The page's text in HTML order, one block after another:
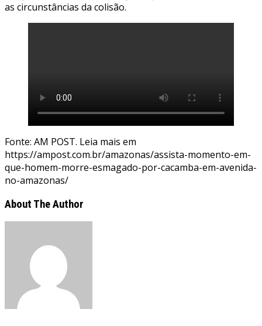
as circunstâncias da colisão.
Fonte: AM POST. Leia mais em
https://ampost.com.br/amazonas/assista-momento-em-
que-homem-morre-esmagado-por-cacamba-em-avenida-
no-amazonas/
About The Author